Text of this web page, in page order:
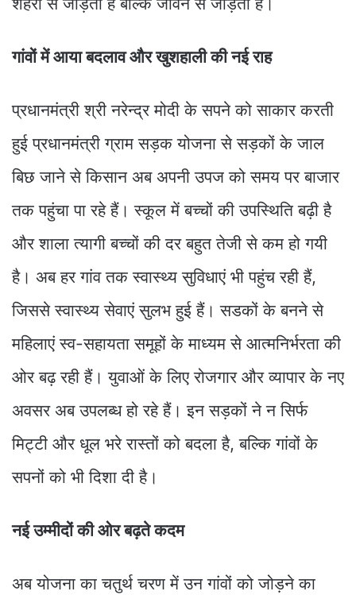
गांवों में आया बदलाव और खुशहाली की नई राह
प्रधानमंत्री श्री नरेन्द्र मोदी के सपने को साकार करती
हुई प्रधानमंत्री ग्राम सड़क योजना से सड़कों के जाल
बिछ जाने से किसान अब अपनी उपज को समय पर बाजार
तक पहुंचा पा रहे हैं। स्कूल में बच्चों की उपस्थिति बढ़ी है
और शाला त्यागी बच्चों की दर बहुत तेजी से कम हो गयी
है। अब हर गांव तक स्वास्थ्य सुविधाएं भी पहुंच रही हैं,
जिससे स्वास्थ्य सेवाएं सुलभ हुई हैं। सडकों के बनने से
महिलाएं स्व-सहायता समूहों के माध्यम से आत्मनिर्भरता की
ओर बढ़ रही हैं। युवाओं के लिए रोजगार और व्यापार के नए
अवसर अब उपलब्ध हो रहे हैं। इन सड़कों ने न सिर्फ
मिट्टी और धूल भरे रास्तों को बदला है, बल्कि गांवों के
सपनों को भी दिशा दी है।
नई उम्मीदों की ओर बढ़ते कदम
अब योजना का चतुर्थ चरण में उन गांवों को जोड़ने का